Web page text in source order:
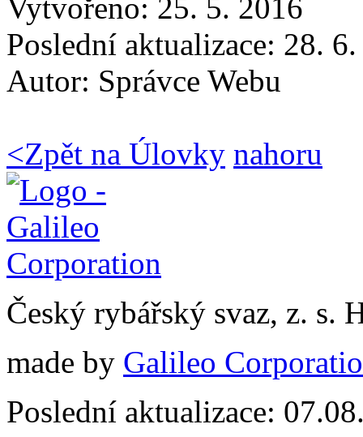
Vytvořeno: 25. 5. 2016
Poslední aktualizace: 28.
Autor: Správce Webu
<Zpět na Úlovky nahoru
Český rybářský svaz, z. s.
made by Galileo
Poslední aktualizace: